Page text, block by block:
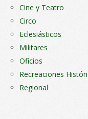
Cine y Teatro
Circo
Eclesiásticos
Militares
Oficios
Recreaciones
Regional